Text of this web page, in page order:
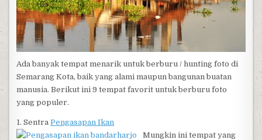
Ada banyak tempat menarik untuk berburu / hunting foto di
Semarang Kota, baik yang alami maupun bangunan buatan
manusia. Berikut ini 9 tempat favorit untuk berburu foto
yang populer.
1. SentraPengasapan Ikan
Mungkin ini tempat yang